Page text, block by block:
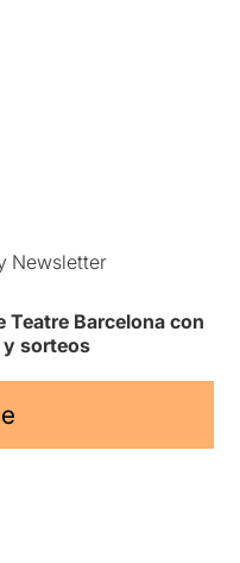
Newsletter
Teatre Barcelona con
y sorteos